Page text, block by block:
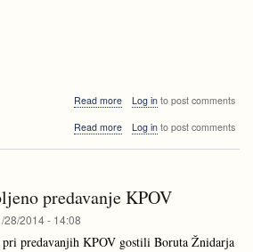
Read moreabout
Grom
KPOV
Log into post comments
Read moreabout
predavanje
Log into post comments
predavanje KPOV
28/2014 - 14:08
predavanjih KPOV gostili Boruta Žnidarja